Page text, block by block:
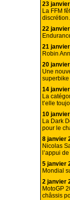
23
La FFM
22
21
Robin
20
Une
superbike
14
La
t’elle
10
La Dark
pour le
8 janvier
Nicolas
l’appui
5 janvier
Mondial
2 janvier
MotoGP
châssis